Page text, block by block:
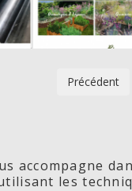
Précédent
accompagne
les